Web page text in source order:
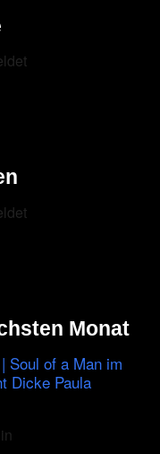
Monat
Soul of a Man im
Dicke Paula